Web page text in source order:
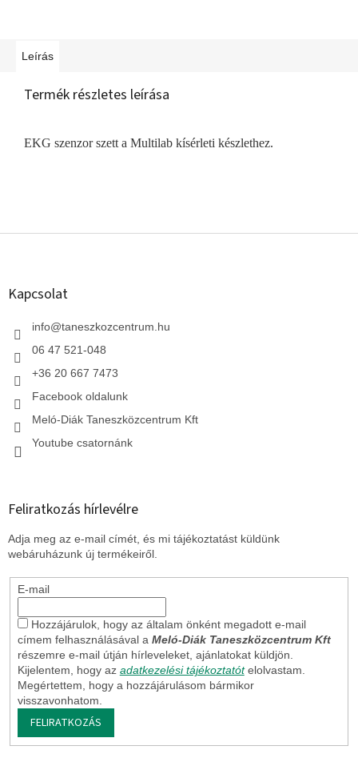
Leírás
Termék részletes leírása
EKG szenzor szett a Multilab kísérleti készlethez.
L
Kapcsolat
info@taneszkozcentrum.hu
06 47 521-048
+36 20 667 7473
Facebook oldalunk
Meló-Diák Taneszközcentrum Kft
Youtube csatornánk
Feliratkozás hírlevélre
Adja meg az e-mail címét, és mi tájékoztatást küldünk
webáruházunk új termékeiről.
E-mail
Hozzájárulok, hogy az általam önként megadott e-mail
címem felhasználásával a Meló-Diák Taneszközcentrum Kft
részemre e-mail útján hírleveleket, ajánlatokat küldjön.
Kijelentem, hogy az adatkezelési tájékoztatót elolvastam.
Megértettem, hogy a hozzájárulásom bármikor
visszavonhatom.
FELIRATKOZÁS